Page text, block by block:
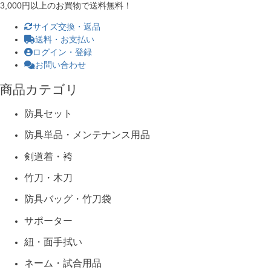
3,000円以上のお買物で送料無料！
サイズ交換・返品
送料・お支払い
ログイン・登録
お問い合わせ
商品カテゴリ
防具セット
防具単品・メンテナンス用品
剣道着・袴
竹刀・木刀
防具バッグ・竹刀袋
サポーター
紐・面手拭い
ネーム・試合用品